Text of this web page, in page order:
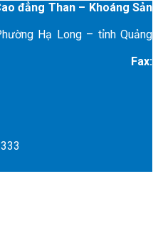
đẳng Than – Khoáng Sản
Hạ Long – tỉnh Quảng
Fax: